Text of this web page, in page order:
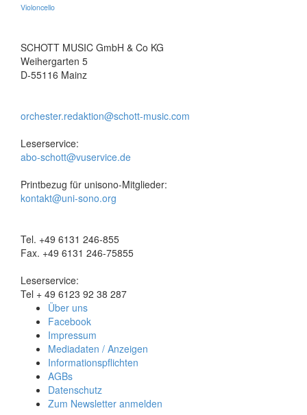
Violoncello
SCHOTT MUSIC GmbH & Co KG
Weihergarten 5
D-55116 Mainz
orchester.redaktion@schott-music.com
Leserservice:
abo-schott@vuservice.de
Printbezug für unisono-Mitglieder:
kontakt@uni-sono.org
Tel. +49 6131 246-855
Fax. +49 6131 246-75855
Leserservice:
Tel + 49 6123 92 38 287
Über uns
Facebook
Impressum
Mediadaten / Anzeigen
Informationspflichten
AGBs
Datenschutz
Zum Newsletter anmelden